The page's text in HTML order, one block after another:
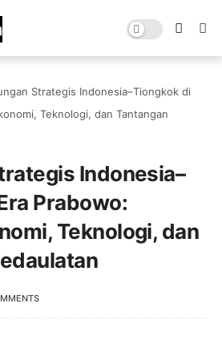
Strategis Indonesia–Tiongkok di
Teknologi, dan Tantangan
Indonesia–
Prabowo:
Teknologi, dan